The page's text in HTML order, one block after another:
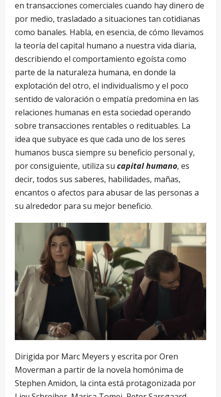
en transacciones comerciales cuando hay dinero de
por medio, trasladado a situaciones tan cotidianas
como banales. Habla, en esencia, de cómo llevamos
la teoría del capital humano a nuestra vida diaria,
describiendo el comportamiento egoísta como
parte de la naturaleza humana, en donde la
explotación del otro, el individualismo y el poco
sentido de valoración o empatía predomina en las
relaciones humanas en esta sociedad operando
sobre transacciones rentables o redituables. La
idea que subyace es que cada uno de los seres
humanos busca siempre su beneficio personal y,
por consiguiente, utiliza su capital humano, es
decir, todos sus saberes, habilidades, mañas,
encantos o afectos para abusar de las personas a
su alrededor para su mejor beneficio.
Dirigida por Marc Meyers y escrita por Oren
Moverman a partir de la novela homónima de
Stephen Amidon, la cinta está protagonizada por